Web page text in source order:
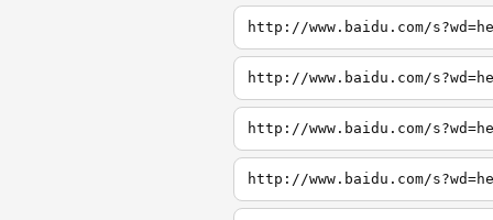
http://www.baidu.com/
http://www.baidu.com/
http://www.baidu.com/
http://www.baidu.com/